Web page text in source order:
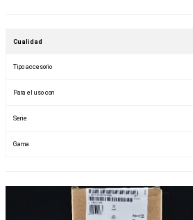
Cualidad
Tipo accesorio
Para el uso con
Serie
Gama